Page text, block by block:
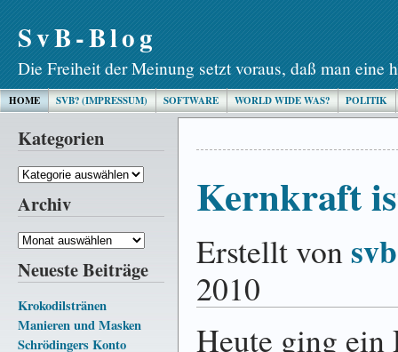
SvB-Blog
Die Freiheit der Meinung setzt voraus, daß man eine
HOME SVB? (IMPRESSUM) SOFTWARE WORLD WIDE WAS? POLITIK
Kategorien
Kategorien
Archiv
Archiv
Neueste Beiträge
Krokodilstränen
Manieren und Masken
Schrödingers Konto
Kernkraft
Erstellt vonsvb
2010
Heute ging ein